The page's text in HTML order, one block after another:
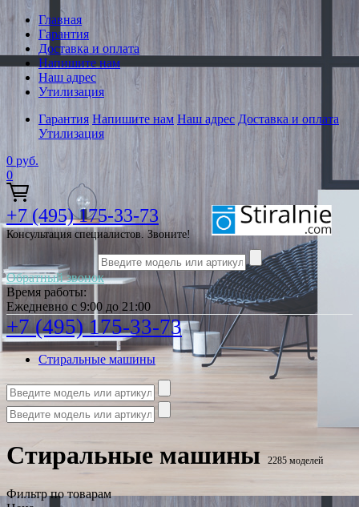
Главная
Гарантия
Доставка и оплата
Напишите нам
Наш адрес
Утилизация
Гарантия Напишите нам Наш адрес Доставка и оплата
Утилизация
0 руб.
0
+7 (495) 175-33-73
Консультация специалистов. Звоните!
Обратный звонок
Время работы:
Ежедневно с 9:00 до 21:00
+7 (495) 175-33-73
Стиральные машины
Стиральные машины 2285 моделей
Фильтр по товарам